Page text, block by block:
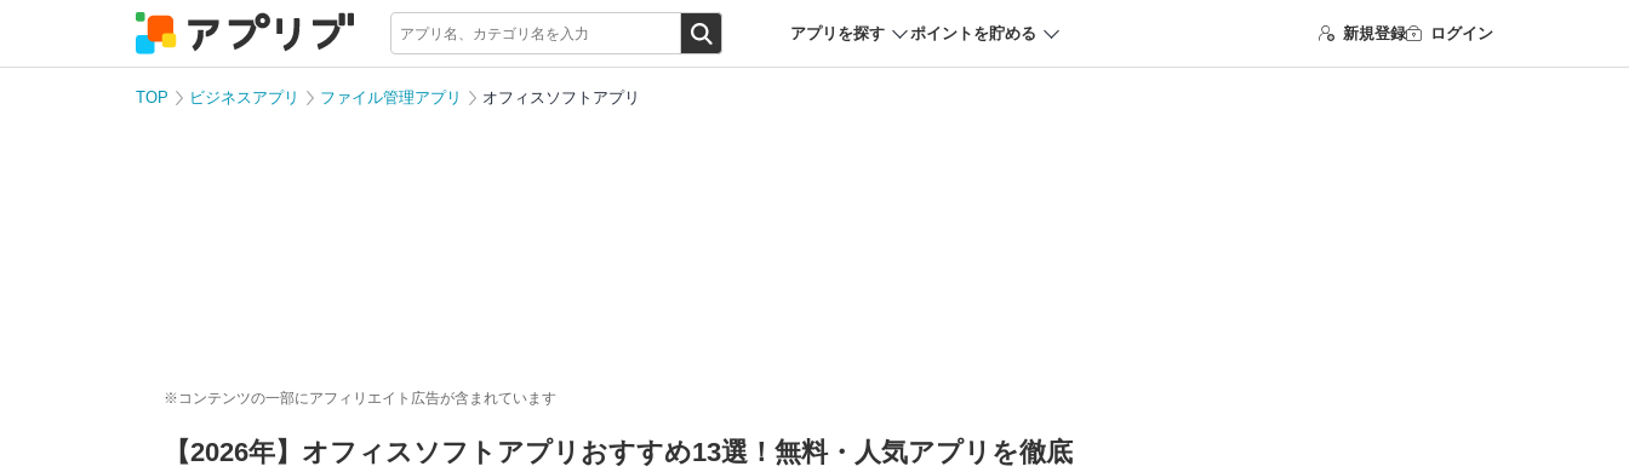
アプリを探す ポイントを貯める 新規登録 ログイン
TOP ビジネスアプリ ファイル管理アプリ オフィスソフトアプリ
※コンテンツの一部にアフィリエイト広告が含まれています
【2026年】オフィスソフトアプリおすすめ13選！無料・人気アプリを徹底